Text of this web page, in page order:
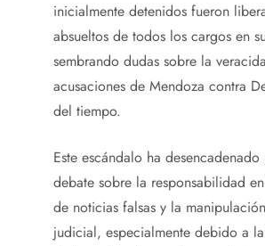
inicialmente detenidos fueron
absueltos de todos los cargos en
sembrando dudas sobre la
acusaciones de Mendoza contra
del tiempo.
Este escándalo ha desencadenado
debate sobre la responsabilidad
de noticias falsas y la
judicial, especialmente debido a